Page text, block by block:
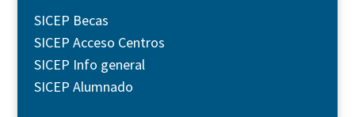
SICEP Becas
SICEP Acceso Centros
SICEP Info general
SICEP Alumnado